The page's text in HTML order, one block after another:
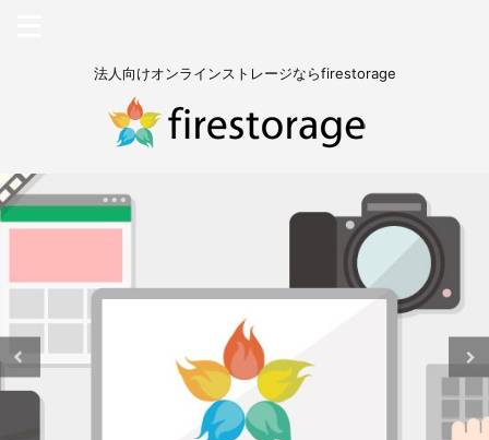
法人向けオンラインストレージならfirestorage